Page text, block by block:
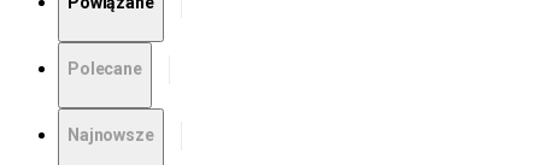
Polecane
Najnowsze